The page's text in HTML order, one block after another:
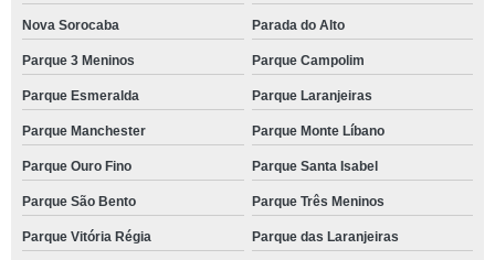
Nova Sorocaba Parada do Alto
Parque 3 Meninos Parque Campolim
Parque Esmeralda Parque Laranjeiras
Parque Manchester Parque Monte Líbano
Parque Ouro Fino Parque Santa Isabel
Parque São Bento Parque Três Meninos
Parque Vitória Régia Parque das Laranjeiras